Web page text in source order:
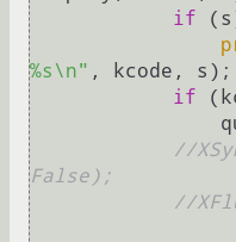
if
%s\n" , kcode, s);
if
//
False);
//